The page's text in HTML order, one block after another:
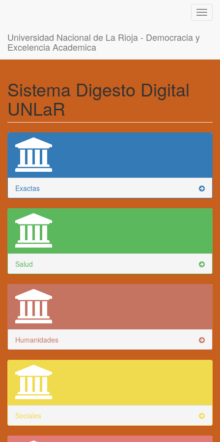
Universidad Nacional de La Rioja - Democracia y
Excelencia Academica
Sistema Digesto Digital
UNLaR
Exactas
Salud
Humanidades
Sociales